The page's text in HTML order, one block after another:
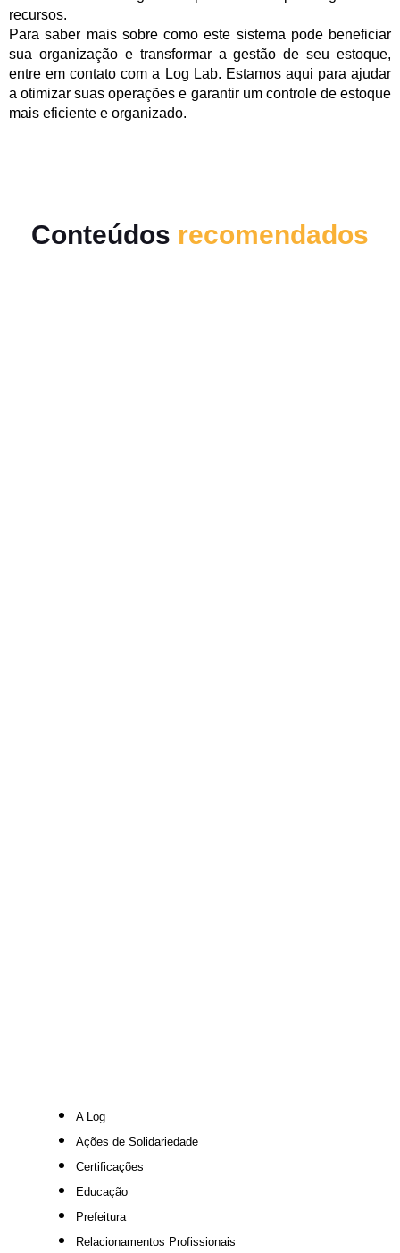
recursos.
Para saber mais sobre como este sistema pode beneficiar
sua organização e transformar a gestão de seu estoque,
entre em contato com a Log Lab. Estamos aqui para ajudar
a otimizar suas operações e garantir um controle de estoque
mais eficiente e organizado.
Conteúdos recomendados
A Log
Ações de Solidariedade
Certificações
Educação
Prefeitura
Relacionamentos Profissionais